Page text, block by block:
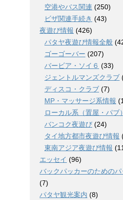
空港やバス関連 (250)
ビザ関連手続き (43)
夜遊び情報 (426)
パタヤ夜遊び情報全般
ゴーゴーバー (207)
バービア・ソイ６ (33)
ジェントルマンズクラブ
ディスコ・クラブ (7)
MP・マッサージ系情報
ローカル系（置屋・パブ）
バンコク夜遊び (24)
タイ地方都市夜遊び情報
東南アジア夜遊び情報
エッセイ (96)
バックパッカーのための
(7)
パタヤ観光案内 (8)